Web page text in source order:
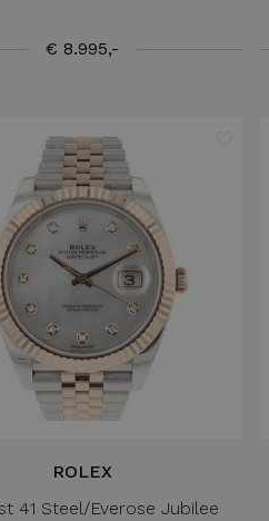
€ 8.995,-
ROLEX
41 Steel/Everose Jubilee